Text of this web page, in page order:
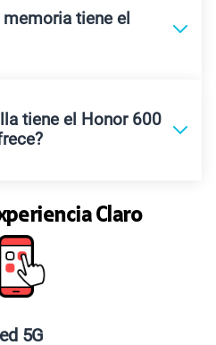
tiene el
tiene el Honor 600
Claro
5G